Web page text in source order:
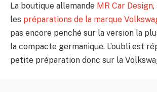
La boutique allemande MR Car Design,
les préparations de la marque
pas encore penché sur la version la
la compacte germanique. L’oubli est
petite préparation donc sur la